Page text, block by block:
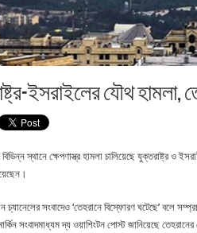
ইসরাইলের যৌথ হামলা,
বিভিন্ন স্থানে ক্ষেপণাস্ত্র হামলা চালিয়েছে যুক্তরাষ্ট্র ও
চ্যানেলের সংবাদেও ‘তেহরানে বিস্ফোরণ ঘটেছে’ বলে
সংবাদমাধ্যম দ্য ওয়াশিংটন পোস্ট জানিয়েছে